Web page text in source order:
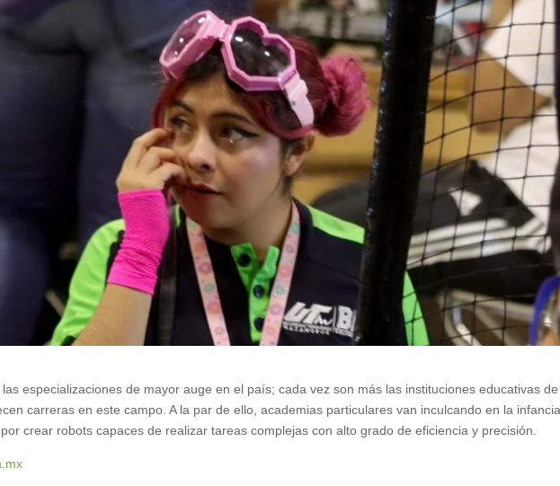
especializaciones de mayor auge en el país; cada vez son más las instituciones educativas de
carreras en este campo. A la par de ello, academias particulares van inculcando en la
crear robots capaces de realizar tareas complejas con alto grado de eficiencia y precisión.